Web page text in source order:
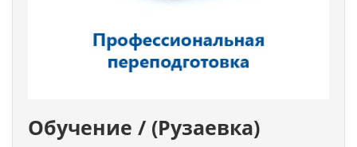
Обучение / (Рузаевка)